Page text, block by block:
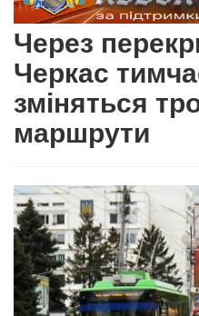
Через
Черкас
зміняться
маршрути